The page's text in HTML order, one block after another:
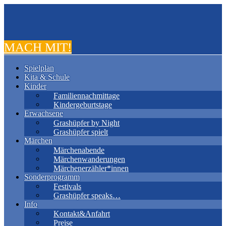
MACH MIT!
Spielplan
Kita & Schule
Kinder
Familiennachmittage
Kindergeburtstage
Erwachsene
Grashüpfer by Night
Grashüpfer spielt
Märchen
Märchenabende
Märchenwanderungen
Märchenerzähler*innen
Sonderprogramm
Festivals
Grashüpfer speaks…
Info
Kontakt&Anfahrt
Preise